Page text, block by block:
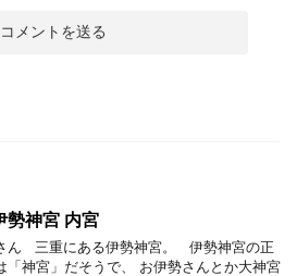
勢神宮 内宮
ん 三重にある伊勢神宮。 伊勢神宮の正
「神宮」だそうで、 お伊勢さんとか大神宮